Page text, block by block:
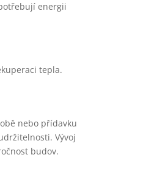
energii
tepla.
nebo přídavku
Vývoj
budov.